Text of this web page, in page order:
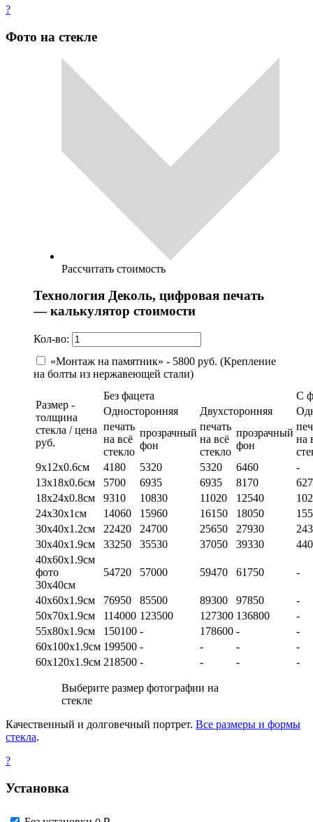
?
Фото на стекле
Рассчитать стоимость
Технология Деколь, цифровая печать
— калькулятор стоимости
Кол-во:
«Монтаж на памятник» - 5800 руб. (Крепление
на болты из нержавеющей стали)
Размер -
толщина
стекла / цена
руб.
Без фацета
С
Односторонняя
Двухсторонняя
печать
на всё
стекло
прозрачный
фон
печать
на всё
стекло
прозрачный
фон
на
9х12х0.6см
4180 5320 5320 6460
-
13х18х0.6см
5700 6935 6935 8170
18х24х0.8см
9310 10830 11020 12540
24х30х1см
14060 15960 16150 18050
30х40х1.2см
22420 24700 25650 27930
30х40х1.9см
33250 35530 37050 39330
40х60х1.9см
фото
30х40см
54720 57000 59470 61750 -
40х60х1.9см 76950 85500 89300 97850
-
50х70х1.9см
114000 123500 127300 136800
-
55х80х1.9см
150100 - 178600 -
-
60х100х1.9см 199500 - - -
-
60х120х1.9см 218500 - - - -
Выберите размер фотографии на
стекле
Качественный и долговечный портрет. Все размеры и формы
стекла.
?
Установка